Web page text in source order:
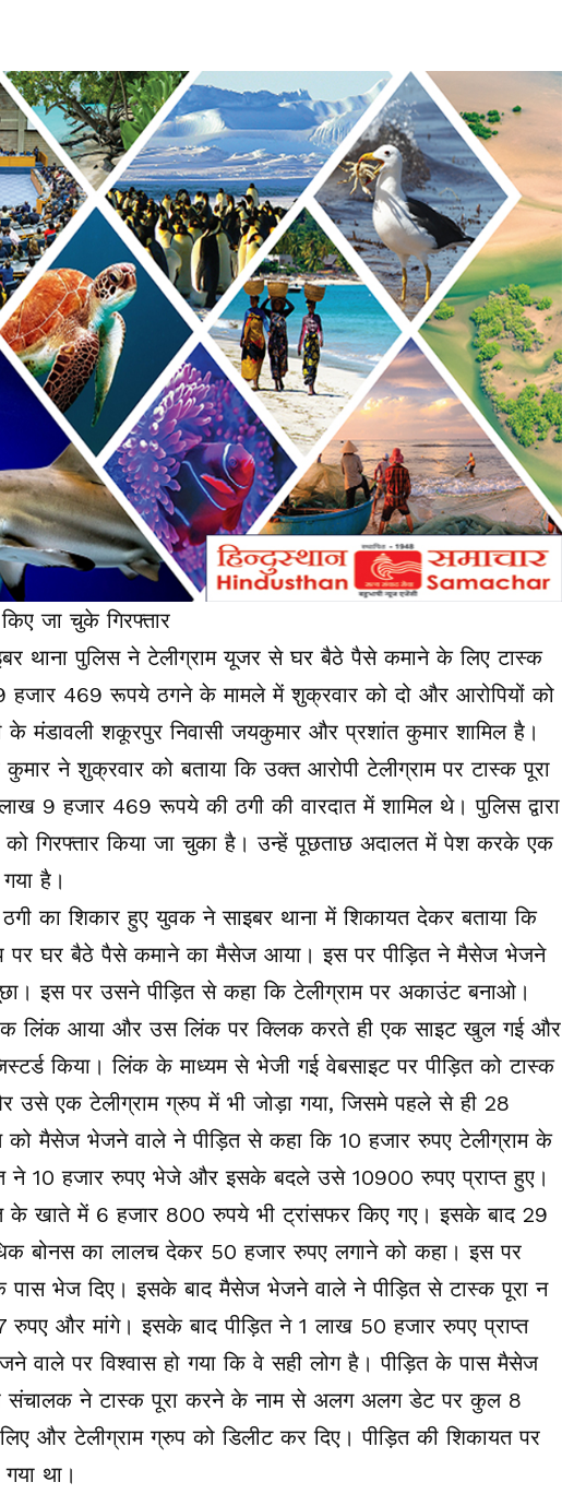
जा चुके गिरफ्तार
थाना पुलिस ने टेलीग्राम यूजर से घर बैठे पैसे कमाने के लिए टास्क
469 रूपये ठगने के मामले में शुक्रवार को दो और आरोपियों को
के मंडावली शकूरपुर निवासी जयकुमार और प्रशांत कुमार शामिल है।
ने शुक्रवार को बताया कि उक्त आरोपी टेलीग्राम पर टास्क पूरा
9 हजार 469 रूपये की ठगी की वारदात में शामिल थे। पुलिस द्वारा
गिरफ्तार किया जा चुका है। उन्हें पूछताछ अदालत में पेश करके एक
है।
का शिकार हुए युवक ने साइबर थाना में शिकायत देकर बताया कि
पर घर बैठे पैसे कमाने का मैसेज आया। इस पर पीड़ित ने मैसेज भेजने
इस पर उसने पीड़ित से कहा कि टेलीग्राम पर अकाउंट बनाओ।
लिंक आया और उस लिंक पर क्लिक करते ही एक साइट खुल गई और
किया। लिंक के माध्यम से भेजी गई वेबसाइट पर पीड़ित को टास्क
उसे एक टेलीग्राम ग्रुप में भी जोड़ा गया, जिसमे पहले से ही 28
मैसेज भेजने वाले ने पीड़ित से कहा कि 10 हजार रुपए टेलीग्राम के
ने 10 हजार रुपए भेजे और इसके बदले उसे 10900 रुपए प्राप्त हुए।
के खाते में 6 हजार 800 रुपये भी ट्रांसफर किए गए। इसके बाद 29
बोनस का लालच देकर 50 हजार रुपए लगाने को कहा। इस पर
पास भेज दिए। इसके बाद मैसेज भेजने वाले ने पीड़ित से टास्क पूरा न
रुपए और मांगे। इसके बाद पीड़ित ने 1 लाख 50 हजार रुपए प्राप्त
वाले पर विश्वास हो गया कि वे सही लोग है। पीड़ित के पास मैसेज
संचालक ने टास्क पूरा करने के नाम से अलग अलग डेट पर कुल 8
और टेलीग्राम ग्रुप को डिलीट कर दिए। पीड़ित की शिकायत पर
था।